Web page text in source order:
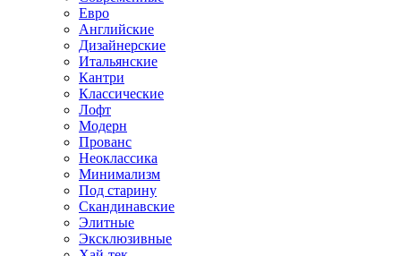
Евро
Английские
Дизайнерские
Итальянские
Кантри
Классические
Лофт
Модерн
Прованс
Неоклассика
Минимализм
Под старину
Скандинавские
Элитные
Эксклюзивные